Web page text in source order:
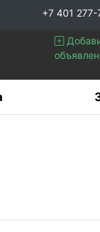
+7 401